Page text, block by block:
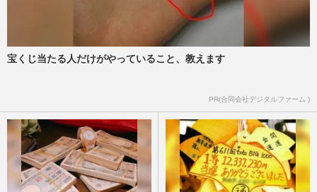
宝くじ当たる人だけがやっていること、教えます
PR(合同会社デジタルファーム )